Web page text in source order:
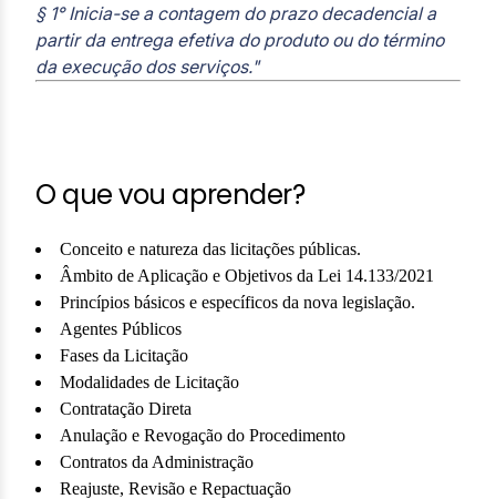
§ 1° Inicia-se a contagem do prazo decadencial a
partir da entrega efetiva do produto ou do término
da execução dos serviços."
O que vou aprender?
Conceito e natureza das licitações públicas.
Âmbito de Aplicação e Objetivos da Lei 14.133/2021
Princípios básicos e específicos da nova legislação.
Agentes Públicos
Fases da Licitação
Modalidades de Licitação
Contratação Direta
Anulação e Revogação do Procedimento
Contratos da Administração
Reajuste, Revisão e Repactuação